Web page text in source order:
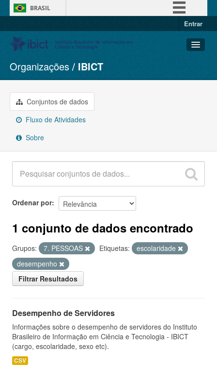
BRASIL
Entrar
Conjuntos de dados
Organizações
Grupos
Sobre
Organizações IBICT
Conjuntos de dados
Fluxo de Atividades
Sobre
Ordenar por
1 conjunto de dados encontrado
Grupos: 7. PESSOAS Etiquetas:
escolaridade
desempenho
Filtrar Resultados
Desempenho de Servidores
Informações sobre o desempenho de servidores do Instituto
Brasileiro de Informação em Ciência e Tecnologia - IBICT
(cargo, escolaridade, sexo etc).
CSV